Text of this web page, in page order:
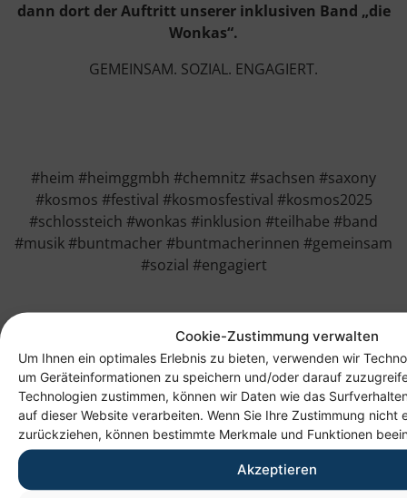
Cookie-Zustimmung verwalten
Um Ihnen ein optimales Erlebnis zu bieten, verwenden wir
um Geräteinformationen zu speichern und/oder darauf
Technologien zustimmen, können wir Daten wie das
auf dieser Website verarbeiten. Wenn Sie Ihre Zustimmung nicht
zurückziehen, können bestimmte Merkmale und Funktionen
Akzeptieren
dann dort der Auftritt unserer inklusiven Band „die
Wonkas“.
GEMEINSAM. SOZIAL. ENGAGIERT.
#heim #heimggmbh #chemnitz #sachsen #saxony
#kosmos #festival #kosmosfestival #kosmos2025
#schlossteich #wonkas #inklusion #teilhabe #band
#musik #buntmacher #buntmacherinnen #gemeinsam
#sozial #engagiert